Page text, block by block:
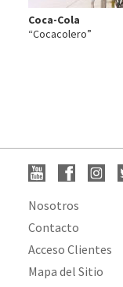
Coca-Cola
“Cocacolero”
Nosotros
Contacto
Acceso Clientes
Mapa del Sitio